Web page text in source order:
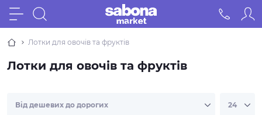
Лотки для овочів та фруктів
Лотки для овочів та фруктів